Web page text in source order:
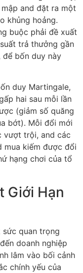
and đặt ra một
khủng hoảng.
buộc phải đề xuất
trả thưởng gần
để bốn duy này
duy Martingale,
hai sau mỗi lần
(giảm số quăng
bớt). Mỗi đổi mới
vượt trội, and các
mua kiếm được đổi
hạng chơi của tổ
Giới Hạn
quan trọng
doanh nghiệp
lâm vào bối cảnh
chính yếu của